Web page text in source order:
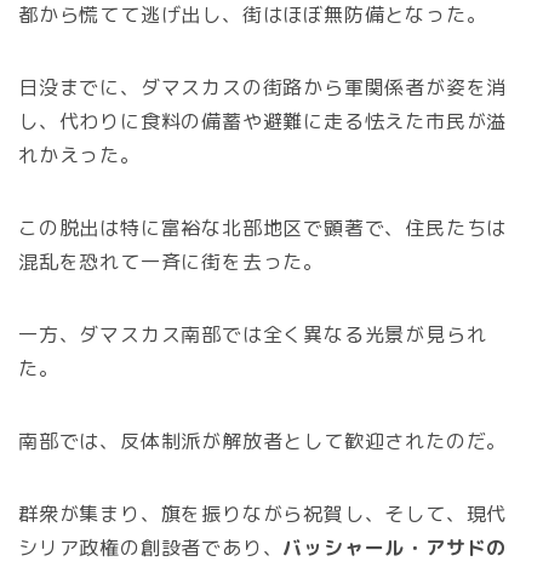
都から慌てて逃げ出し、街はほぼ無防備となった。
日没までに、ダマスカスの街路から軍関係者が姿を消
し、代わりに食料の備蓄や避難に走る怯えた市民が溢
れかえった。
この脱出は特に富裕な北部地区で顕著で、住民たちは
混乱を恐れて一斉に街を去った。
一方、ダマスカス南部では全く異なる光景が見られ
た。
南部では、反体制派が解放者として歓迎されたのだ。
群衆が集まり、旗を振りながら祝賀し、そして、現代
シリア政権の創設者であり、 バッシャール・アサドの